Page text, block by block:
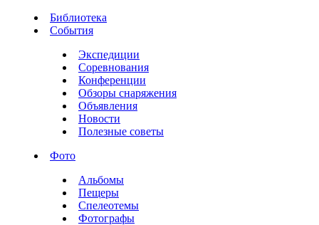
Библиотека
События
Экспедиции
Соревнования
Конференции
Обзоры снаряжения
Объявления
Новости
Полезные советы
Фото
Альбомы
Пещеры
Спелеотемы
Фотографы